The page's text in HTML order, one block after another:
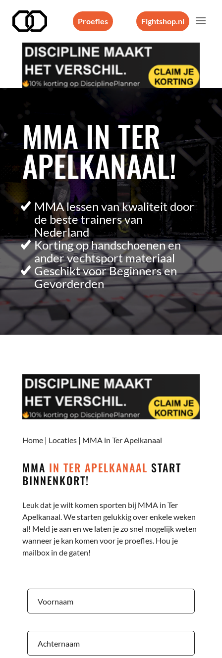
Proefles Fightshop.nl
MMA IN TER
APELKANAAL!
MMA lessen van kwaliteit door
de beste trainers van
Nederland
Korting op handschoenen en
ander vechtsport materiaal
Geschikt voor Beginners en
Gevorderden
Home| Locaties| MMA in Ter Apelkanaal
MMA IN TER APELKANAAL START
BINNENKORT!
Leuk dat je wilt komen sporten bij MMA in Ter
Apelkanaal. We starten gelukkig over enkele weken
al! Meld je aan en we laten je zo snel mogelijk weten
wanneer je kan komen voor je proefles. Hou je
mailbox in de gaten!